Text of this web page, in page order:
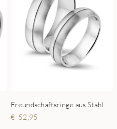
52,95